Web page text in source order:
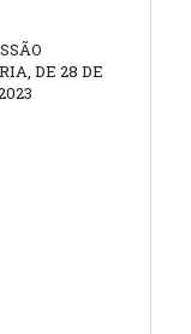
DE 28 DE